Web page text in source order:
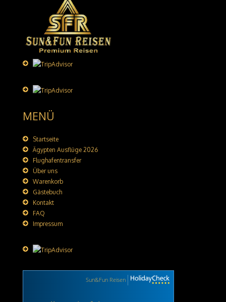
1 …
MENÜ
Startseite
Ägypten Ausflüge 2026
Flughafentransfer
Über uns
Warenkorb
Gästebuch
Kontakt
FAQ
Impressum
Sun&Fun Reisen